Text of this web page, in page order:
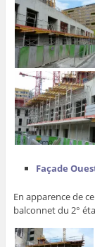
Façade
En apparence de
balconnet du 2°